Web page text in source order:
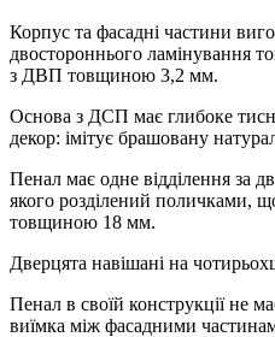
Корпус та фасадні частини
двостороннього ламінування
з ДВП товщиною 3,2 мм.
Основа з ДСП має глибоке
декор: імітує брашовану
Пенал має одне відділення за
якого розділений поличками,
товщиною 18 мм.
Дверцята навішані на
Пенал в своїй конструкції не
виїмка між фасадними